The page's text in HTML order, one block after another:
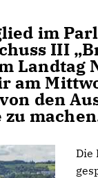
im
III
Landtag
am
den
Die